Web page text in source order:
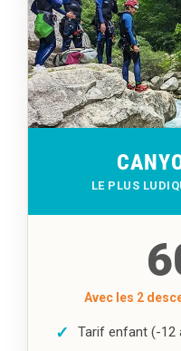
LE PLUS
Avec les 2
✓ Tarif enfant (-12